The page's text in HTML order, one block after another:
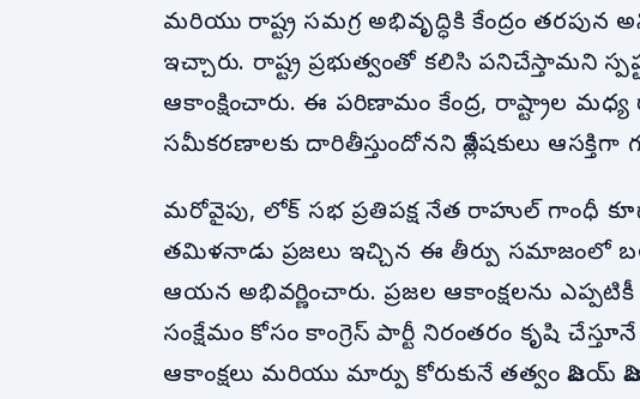
మరియు రాష్ట్ర సమగ్ర అభివృద్ధికి కేంద్రం
ఇచ్చారు. రాష్ట్ర ప్రభుత్వంతో కలిసి పనిచేస్తామని
ఆకాంక్షించారు. ఈ పరిణామం కేంద్ర, రాష్ట్రాల
సమీకరణాలకు దారితీస్తుందోనని విశ్లేషకులు ఆసక్తిగా
మరోవైపు, లోక్ సభ ప్రతిపక్ష నేత రాహుల్ గాంధీ
తమిళనాడు ప్రజలు ఇచ్చిన ఈ తీర్పు సమాజంలో
ఆయన అభివర్ణించారు. ప్రజల ఆకాంక్షలను
సంక్షేమం కోసం కాంగ్రెస్ పార్టీ నిరంతరం కృషి
ఆకాంక్షలు మరియు మార్పు కోరుకునే తత్వం